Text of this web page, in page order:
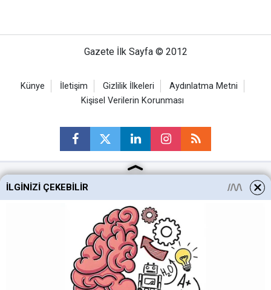
Gazete İlk Sayfa © 2012
Künye İletişim Gizlilik İlkeleri
Aydınlatma Metni
Kişisel Verilerin Korunması
Ankara Haberleri
Altındağ Haberleri
Sincan Haberleri
Mamak Haberleri
İLGINIZI ÇEKEBILIR